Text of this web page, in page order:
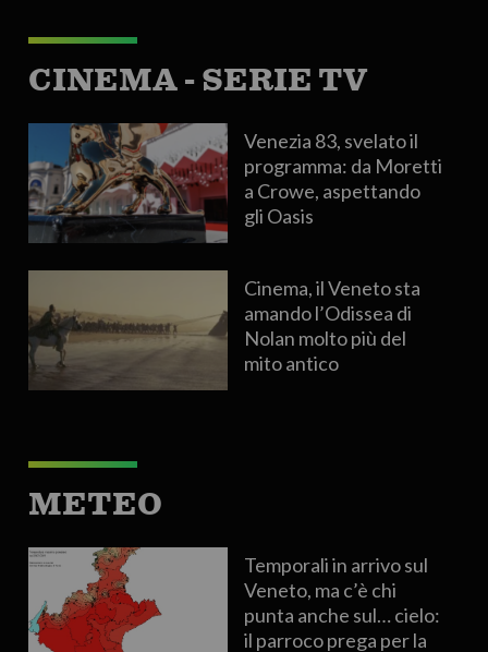
CINEMA - SERIE TV
Venezia 83, svelato il
programma: da Moretti
a Crowe, aspettando
gli Oasis
Cinema, il Veneto sta
amando l’Odissea di
Nolan molto più del
mito antico
METEO
Temporali in arrivo sul
Veneto, ma c’è chi
punta anche sul… cielo:
il parroco prega per la